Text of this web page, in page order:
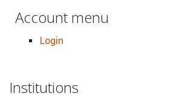
Account menu
Login
Institutions